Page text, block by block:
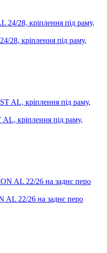
(3)
(2)
28, кріплення під раму,
кріплення під раму,
AL 22/26 на заднє перо